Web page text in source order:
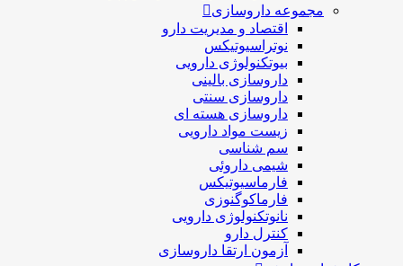
مجموعه داروسازی
اقتصاد و مديريت دارو
نوتراسیوتیکس
بيوتكنولوژی دارویی
داروسازی بالينی
داروسازی سنتی
داروسازی هسته ای
زیست مواد دارویی
سم شناسی
شيمی داروئی
فارماسيوتيكس
فارماكوگنوزی
نانوتکنولوژی دارویی
كنترل دارو
آزمون ارتقا داروسازی